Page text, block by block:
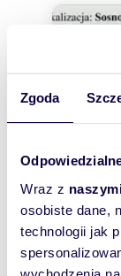
Zgoda
Wraz z
osobiste dane,
technologii jak